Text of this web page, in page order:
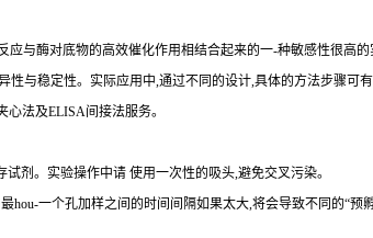
应与酶对底物的高效催化作用相结合起来的一-种敏感性很高的
与稳定性。实际应用中,通过不同的设计,具体的方法步骤可
心法及ELISA间接法服务。
试剂。实验操作中请 使用一次性的吸头,避免交叉污染。
最hou-一个孔加样之间的时间间隔如果太大,将会导致不同的“预